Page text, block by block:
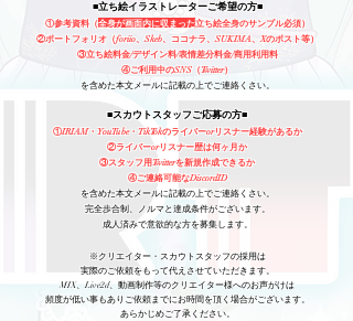
■立ち絵イラストレーターご希望の方■
①参考資料（全身が画面内に収まった立ち絵全身のサンプル必須）
​②ポートフォリオ（foriio、Skeb、ココナラ、SUKIMA、Xのポスト等）
③立ち絵料金/デザイン料/表情差分料金/商用利用料
④ご利用中のSNS（Twitter）
を含めた本文メールに記載の上でご連絡くさい。
■スカウトスタッフご応募の方■
①IRIAM・YouTube・TikTokのライバーorリスナー経験があるか
​②ライバーorリスナー歴は何ヶ月か
③スタッフ用Twitterを新規作成できるか
④ご連絡可能なDiscordID
を含めた本文メールに記載の上でご連絡くさい。
完全歩合制、ノルマと達成条件がございます。
成人済みで意欲的な方を募集します。
※クリエイター・スカウトスタッフの採用は
実際のご依頼をもって代えさせていただきます。
MIX、Live2d、動画制作等のクリエイター様へのお声がけは
頻度が低い事もありご依頼までにお時間を頂く場合がございます。
あらかじめご了承ください。